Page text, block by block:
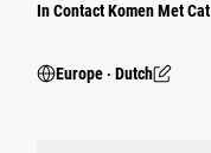
In Contact Komen Met Cat
Europe ‧ Dutch